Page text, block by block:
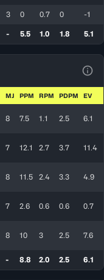
3 0 0.7 0 -1
- 5.5 1.0 1.8 5.1
MJ PPM RPM PDPM EV
8 7.5 1.1 2.5 6.1
7 12.1 2.7 3.7 11.4
8 11.5 2.4 3.3 4.9
7 2.6 0.6 0.6 0.7
8 10 3 2.5 7.6
- 8.8 2.0 2.5 6.1